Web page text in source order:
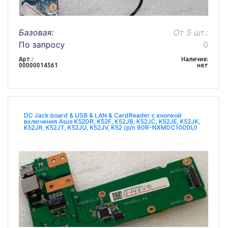
Базовая:
По запросу
От 5 шт.:
0
Арт.:
00000014561
Наличие:
нет
DC Jack board & USB & LAN & CardReader с кнопкой
включения Asus K52DR, K52F, K52JB, K52JC, K52JE, K52JK,
K52JR, K52JT, K52JU, K52JV, K52 (p/n 90R-NXMDC1000U)